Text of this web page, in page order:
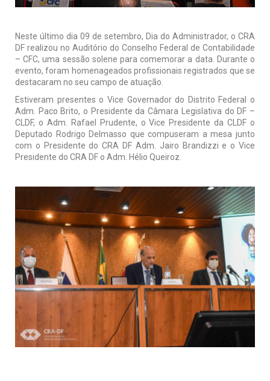
Neste último dia 09 de setembro, Dia do Administrador, o CRA
DF realizou no Auditório do Conselho Federal de Contabilidade
– CFC, uma sessão solene para comemorar a data. Durante o
evento, foram homenageados profissionais registrados que se
destacaram no seu campo de atuação.
Estiveram presentes o Vice Governador do Distrito Federal o
Adm. Paco Brito, o Presidente da Câmara Legislativa do DF –
CLDF, o Adm. Rafael Prudente, o Vice Presidente da CLDF o
Deputado Rodrigo Delmasso que compuseram a mesa junto
com o Presidente do CRA DF Adm. Jairo Brandizzi e o Vice
Presidente do CRA DF o Adm. Hélio Queiroz.